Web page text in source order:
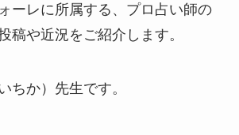
ーレに所属する、プロ占い師の
稿や近況をご紹介します。
ちか）先生です。